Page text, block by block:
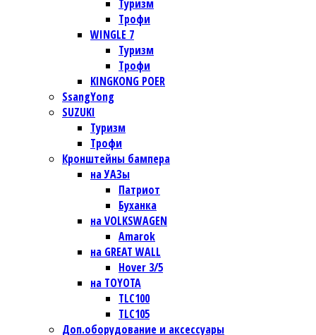
Туризм
Трофи
WINGLE 7
Туризм
Трофи
KINGKONG POER
SsangYong
SUZUKI
Туризм
Трофи
Кронштейны бампера
на УАЗы
Патриот
Буханка
на VOLKSWAGEN
Amarok
на GREAT WALL
Hover 3/5
на TOYOTA
TLC100
TLC105
Доп.оборудование и аксессуары